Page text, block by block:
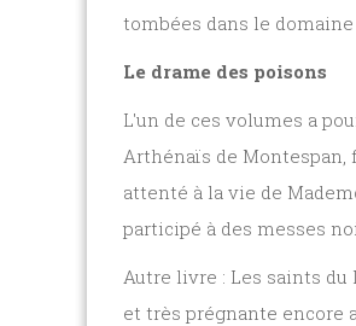
tombées dans le
Le drame des poisons
L'un de ces volumes a
Arthénaïs de Montespan,
attenté à la vie de
participé à des messes
Autre livre : Les saints
et très prégnante encore